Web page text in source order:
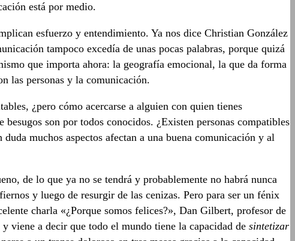
está por medio.
esfuerzo y entendimiento. Ya nos dice Christian González
tampoco excedía de unas pocas palabras, porque quizá
que importa ahora: la geografía emocional, la que da forma
las personas y la comunicación.
¿pero cómo acercarse a alguien con quien tienes
son por todos conocidos. ¿Existen personas compatibles
muchos aspectos afectan a una buena comunicación y al
de lo que ya no se tendrá y probablemente no habrá nunca
y luego de resurgir de las cenizas. Pero para ser un fénix
charla «¿Porque somos felices?», Dan Gilbert, profesor de
viene a decir que todo el mundo tiene la capacidad de sintetizar